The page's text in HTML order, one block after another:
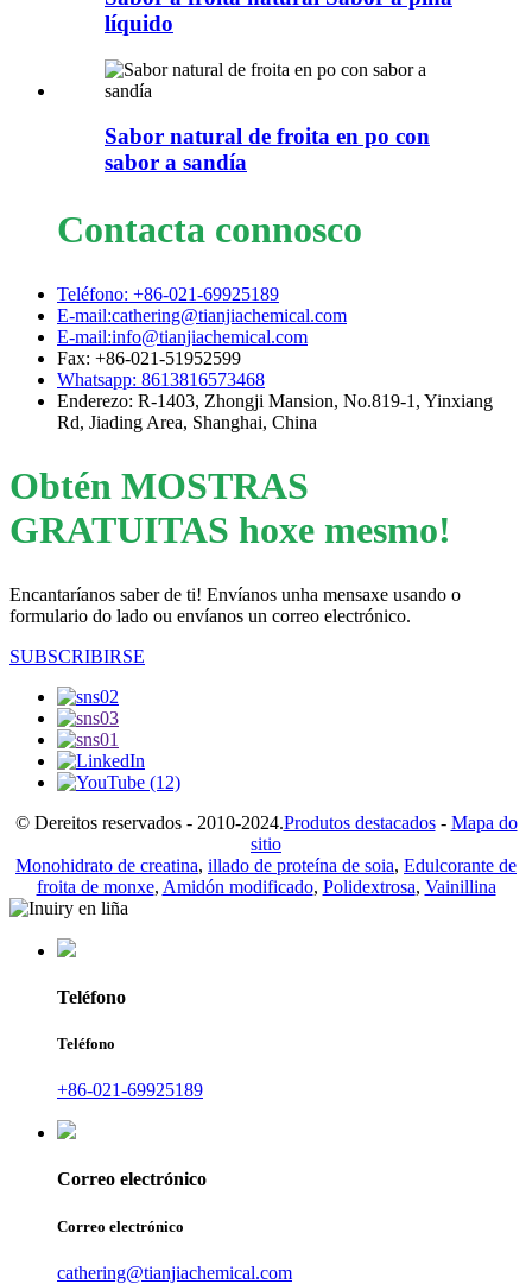
líquido
Sabor natural de froita en po con
sabor a sandía
Contacta connosco
Teléfono: +86-021-69925189
E-mail:cathering@tianjiachemical.com
E-mail:info@tianjiachemical.com
Fax: +86-021-51952599
Whatsapp: 8613816573468
Enderezo: R-1403, Zhongji Mansion, No.819-1, Yinxiang
Rd, Jiading Area, Shanghai, China
Obtén MOSTRAS
GRATUITAS hoxe mesmo!
Encantaríanos saber de ti! Envíanos unha mensaxe usando o
formulario do lado ou envíanos un correo electrónico.
SUBSCRIBIRSE
© Dereitos reservados - 2010-2024.Produtos destacados- Mapa do
sitio
Monohidrato de creatina, illado de proteína de soia, Edulcorante de
froita de monxe, Amidón modificado, Polidextrosa, Vainillina
Teléfono
Teléfono
+86-021-69925189
Correo electrónico
Correo electrónico
cathering@tianjiachemical.com